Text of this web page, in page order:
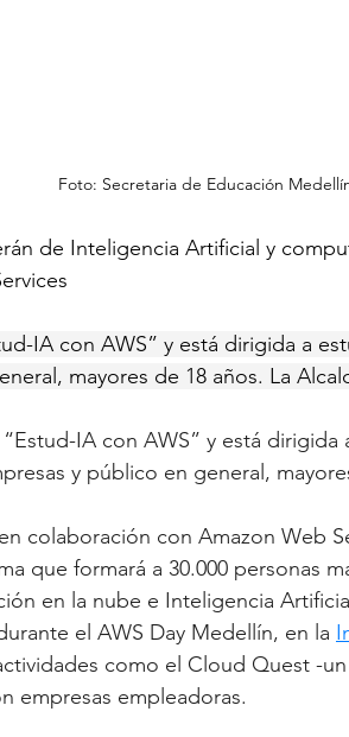
Foto: Secretaria de Educación
de Inteligencia Artificial y
IA con AWS” y está dirigida a
mayores de 18 años. La
IA con AWS” y está dirigida
y público en general,
colaboración con Amazon Web
que formará a 30.000 personas
en la nube e Inteligencia
el AWS Day Medellín, en la
como el Cloud Quest -
empresas empleadoras.